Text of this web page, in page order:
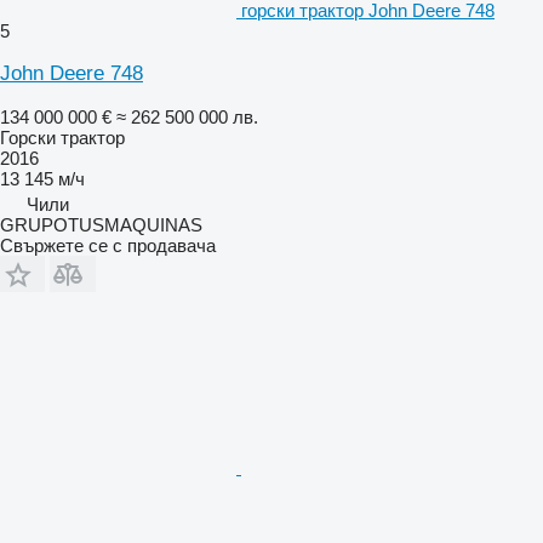
горски трактор John Deere 748
5
John Deere 748
134 000 000 € ≈ 262 500 000 лв.
Горски трактор
2016
13 145 м/ч
Чили
GRUPOTUSMAQUINAS
Свържете се с продавача